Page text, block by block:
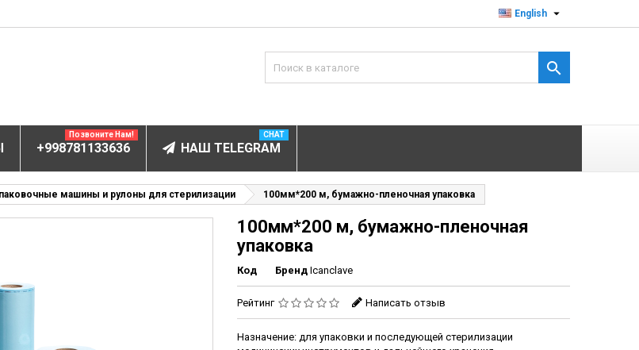
English 

(ИХЛА)
+998781133636
Позвоните Нам!
НАШ TELEGRAM
CHAT
машины и рулоны для стерилизации 100мм*200 м, бумажно-пленочная упаковка
100мм*200 м, бумажно-пленочная
упаковка
Код Бренд Icanclave
Рейтинг Написать отзыв
Назначение: для упаковки и последующей стерилизации